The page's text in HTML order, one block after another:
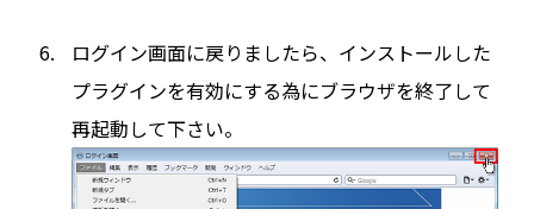
ログイン画面に戻りましたら、インストールした
プラグインを有効にする為にブラウザを終了して
再起動して下さい。